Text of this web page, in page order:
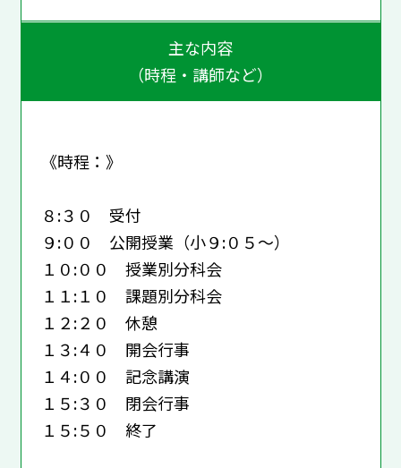
主な内容
（時程・講師など）
《時程：》
８:３０ 受付
９:００ 公開授業（小９:０５～）
１０:００ 授業別分科会
１１:１０ 課題別分科会
１２:２０ 休憩
１３:４０ 開会行事
１４:００ 記念講演
１５:３０ 閉会行事
１５:５０ 終了